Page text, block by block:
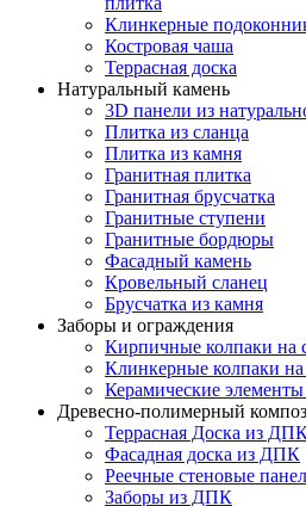
Клинкерные
Костровая чаша
Террасная доска
Натуральный камень
3D панели из
Плитка из сланца
Плитка из камня
Гранитная плитка
Гранитная брусчатка
Гранитные ступени
Гранитные бордюры
Фасадный камень
Кровельный сланец
Брусчатка из камня
Заборы и ограждения
Кирпичные колпаки на
Клинкерные колпаки на
Керамические элементы
Древесно-полимерный
Террасная Доска из
Фасадная доска из ДПК
Реечные стеновые
Заборы из ДПК